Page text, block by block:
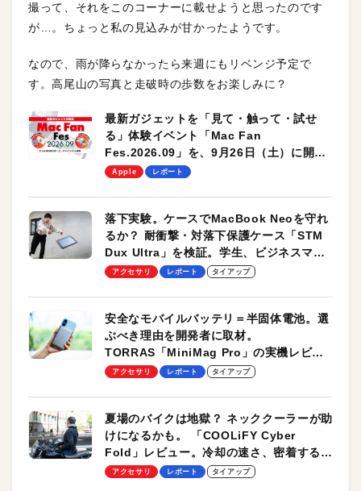
撮って、それをこのコーナーに載せようと思ったのです
が…。ちょっと私の見込みが甘かったようです。
なので、雨が降らなかったら来週にもリベンジ予定で
す。高尾山の写真と走破時の歩数をお楽しみに？
最新ガジェットを「見て・触って・試せ
る」体験イベント「Mac Fan
Fes.2026.09」を、9月26日（土）に開催
します！
Apple レポート
落下実験。ケースでMacBook Neoを守れ
るか？ 耐衝撃・対落下保護ケース「STM
Dux Ultra」を検証。学生、ビジネスマン
のモバイルユースに最適！
アクセサリ レポート タイアップ
安全なモバイルバッテリ＝半固体電池。選
ぶべき理由を開発者に取材。
TORRAS「MiniMag Pro」の実機レビュ
ーも
アクセサリ レポート タイアップ
夏場のバイクは地獄？ ネッククーラーが助
けになるかも。 「COOLiFY Cyber
Fold」レビュー。冷却の速さ、密着する冷
却プレート、シンプルな操作性がグッド！
アクセサリ レポート タイアップ